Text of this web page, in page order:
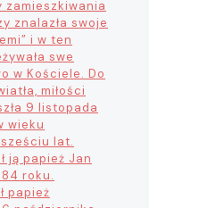
zamieszkiwania
znalazła swoje
i w ten
swe
w Kościele. Do
miłości
9 listopada
wieku
lat.
ją papież Jan
roku.
papież